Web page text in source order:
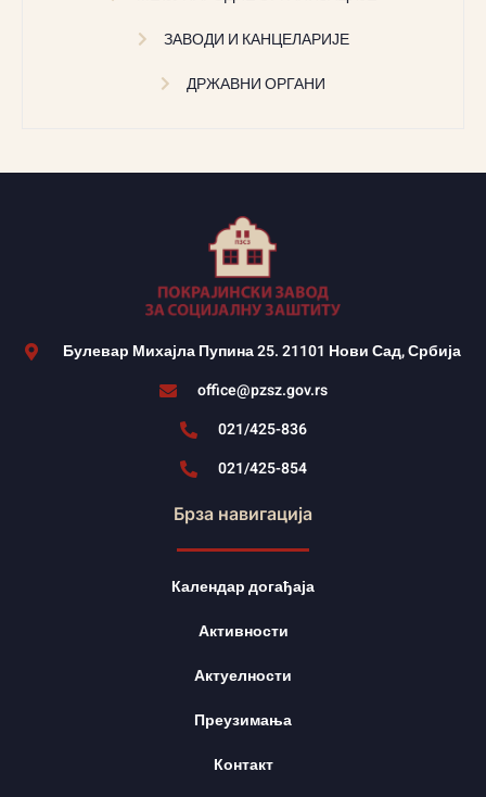
ЗАВОДИ И КАНЦЕЛАРИЈЕ
ДРЖАВНИ ОРГАНИ
Булевар Михајла Пупина 25. 21101 Нови Сад, Србија
office@pzsz.gov.rs
021/425-836
021/425-854
Брза навигација
Календар догађаја
Активности
Актуелности
Преузимања
Контакт